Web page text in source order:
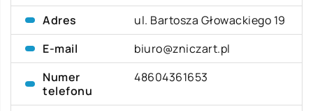
Adres
ul. Bartosza Głowackiego 19
E-mail
biuro@zniczart.pl
Numer
telefonu
48604361653